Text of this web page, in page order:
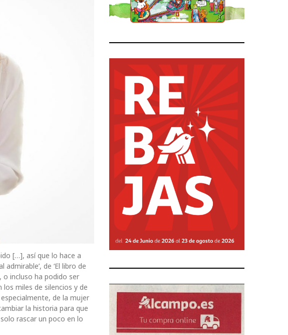
[…], así que lo hace a
de ‘El libro de
o incluso ha podido ser
miles de silencios y de
de la mujer
la historia para que
rascar un poco en lo